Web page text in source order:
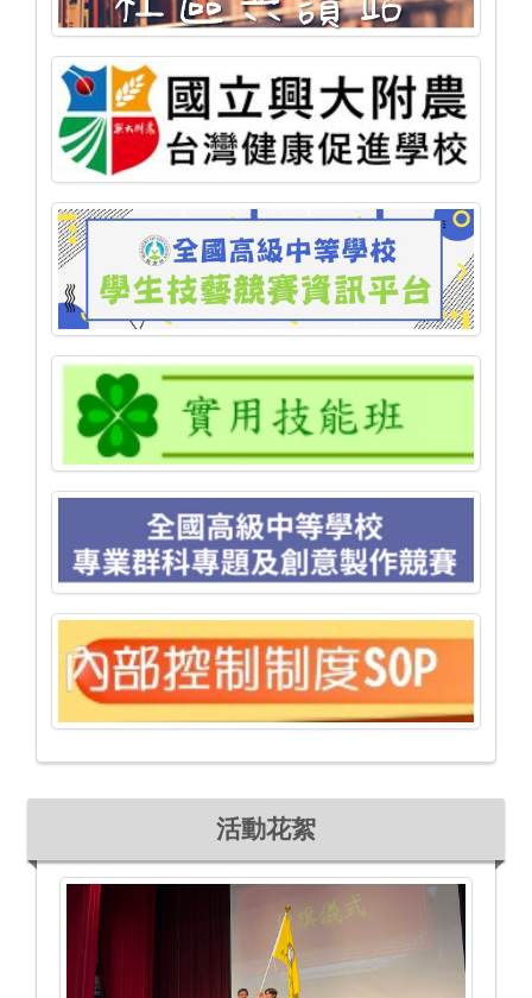
活動花絮